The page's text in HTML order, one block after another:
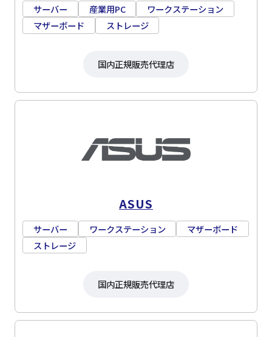
サーバー 産業用PC
ワークステーション
マザーボード
ストレージ
国内正規販売代理店
ASUS
サーバー ワークステーション
マザーボード
ストレージ
国内正規販売代理店